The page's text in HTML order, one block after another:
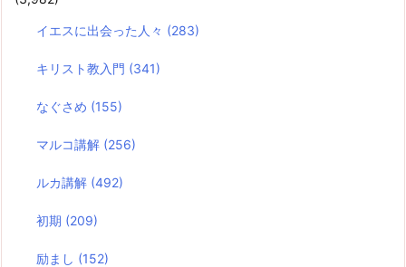
イエスに出会った人々 (283)
キリスト教入門 (341)
なぐさめ (155)
マルコ講解 (256)
ルカ講解 (492)
初期 (209)
励まし (152)